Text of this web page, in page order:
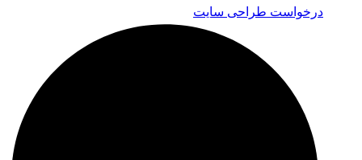
درخواست طراحی سایت